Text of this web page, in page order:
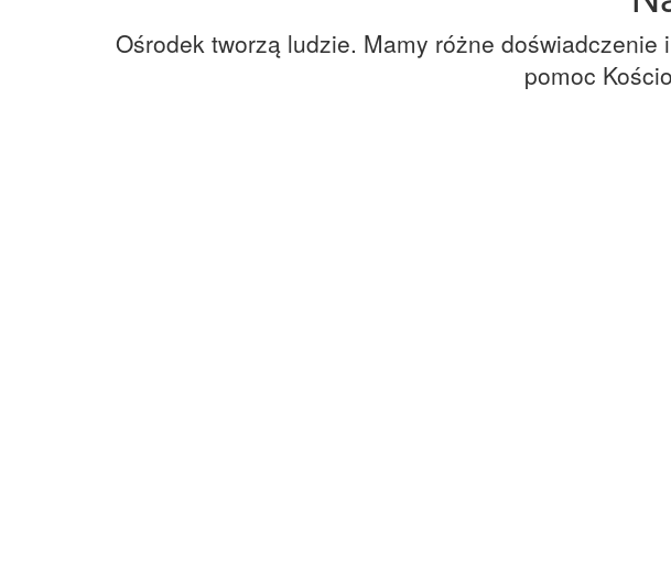
Ośrodek tworzą ludzie. Mamy różne
pomoc